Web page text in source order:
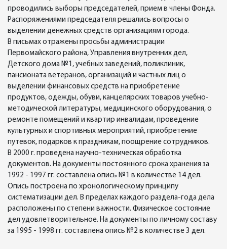
проводились выборы председателей, прием в члены Фонда.
Распоряжениями председателя решались вопросы о
выделении денежных средств организациям города.
В письмах отражены просьбы администрации
Первомайского района, Управления внутренних дел,
Детского дома №1, учебных заведений, поликлиник,
пансионата ветеранов, организаций и частных лиц о
выделении финансовых средств на приобретение
продуктов, одежды, обуви, канцелярских товаров учебно-
методической литературы, медицинского оборудования, о
ремонте помещений и квартир инвалидам, проведение
культурных и спортивных мероприятий, приобретение
путевок, подарков к праздникам, поощрение сотрудников.
В 2000 г. проведена научно-техническая обработка
документов. На документы постоянного срока хранения за
1992 - 1997 гг. составлена опись №1 в количестве 14 дел.
Опись построена по хронологическому принципу
систематизации дел. В пределах каждого раздела-года дела
расположены по степени важности. Физическое состояние
дел удовлетворительное. На документы по личному составу
за 1995 - 1998 гг. составлена опись №2 в количестве 3 дел.